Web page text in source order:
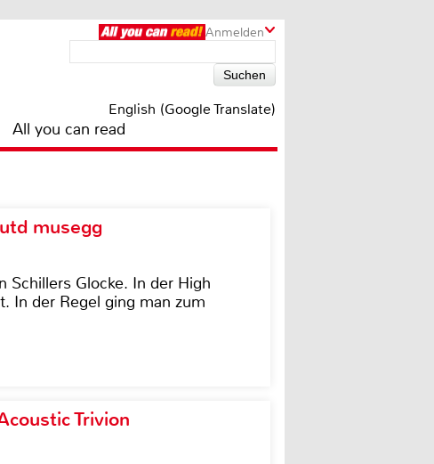
Anmelden
English (Google Translate)
All you can read
musegg
Glocke. In der High
In der Regel ging man zum
Trivion